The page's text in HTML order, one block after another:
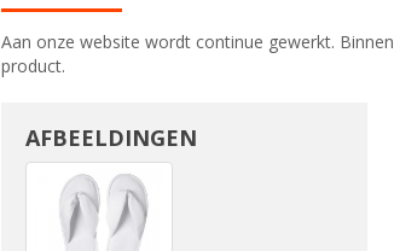
Aan onze website wordt continue gewerkt.
product.
AFBEELDINGEN